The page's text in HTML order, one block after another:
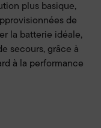
plus basique,
de
la batterie idéale,
secours, grâce à
à la performance